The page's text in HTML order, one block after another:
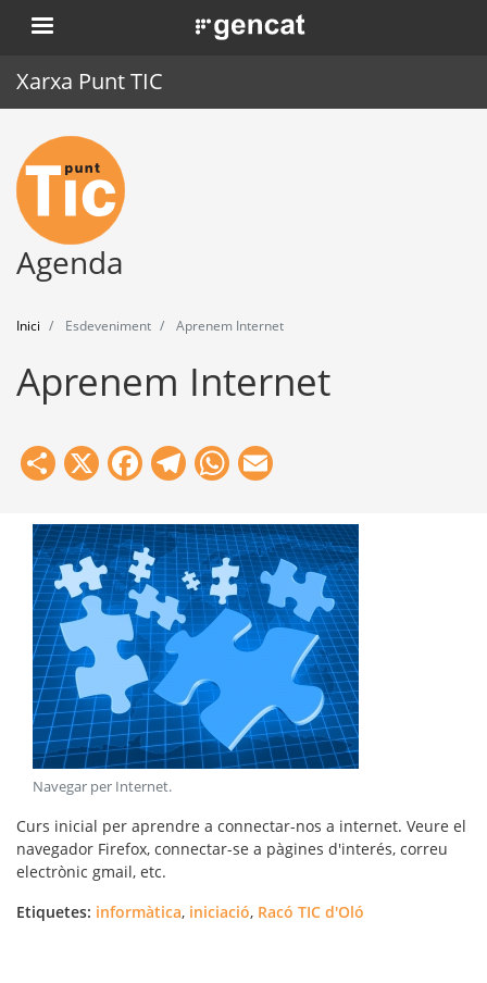
Vés
al
. Obre en una nova finestra.
Xarxa Punt TIC
Inici
Punt TIC
Actualitat
Eines
Agenda
Inici Esdeveniment Aprenem Internet
Aprenem Internet
Share
X Facebook
Telegram
WhatsApp
Navegar per Internet.
Curs inicial per aprendre a connectar-nos a internet. Veure el
navegador Firefox, connectar-se a pàgines d'interés, correu
electrònic gmail, etc.
Etiquetes: informàtica, iniciació, Racó TIC d'Oló